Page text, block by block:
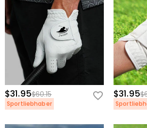
$31.95$60.15
Sportliebhaber
$31.95